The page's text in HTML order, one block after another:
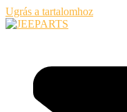
Ugrás a tartalomhoz